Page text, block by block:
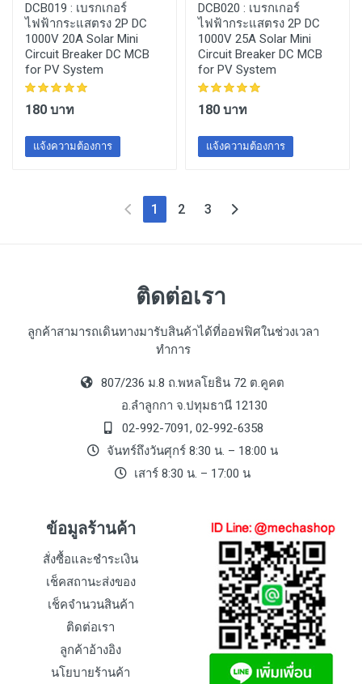
DCB019 : เบรกเกอร์
ไฟฟ้ากระแสตรง 2P DC
1000V 20A Solar Mini
Circuit Breaker DC MCB
for PV System
180 บาท
แจ้งความต้องการ
DCB020 : เบรกเกอร์
ไฟฟ้ากระแสตรง 2P DC
1000V 25A Solar Mini
Circuit Breaker DC MCB
for PV System
180 บาท
แจ้งความต้องการ
1 (current)
2 3
ติดต่อเรา
ลูกค้าสามารถเดินทางมารับสินค้าได้ที่ออฟฟิศในช่วงเวลา
ทำการ
807/236 ม.8 ถ.พหลโยธิน 72 ต.คูคต
อ.ลำลูกกา จ.ปทุมธานี 12130
02-992-7091, 02-992-6358
จันทร์ถึงวันศุกร์ 8:30 น. – 18:00 น
เสาร์ 8:30 น. – 17:00 น
ข้อมูลร้านค้า
สั่งซื้อและชำระเงิน
เช็คสถานะส่งของ
เช็คจำนวนสินค้า
ติดต่อเรา
ลูกค้าอ้างอิง
นโยบายร้านค้า